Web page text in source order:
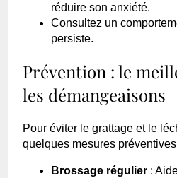
réduire son anxiété.
Consultez un
persiste.
Prévention : le
les démangeaisons
Pour éviter le grattage et le
quelques mesures préventives
Brossage régulier :